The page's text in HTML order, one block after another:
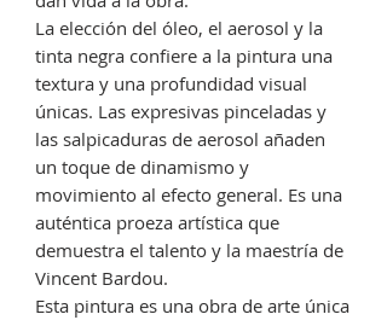
La elección del óleo, el aerosol y la
tinta negra confiere a la pintura una
textura y una profundidad visual
únicas. Las expresivas pinceladas y
las salpicaduras de aerosol añaden
un toque de dinamismo y
movimiento al efecto general. Es una
auténtica proeza artística que
demuestra el talento y la maestría de
Vincent Bardou.
Esta pintura es una obra de arte única